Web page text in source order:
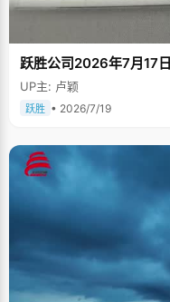
跃胜公司2026年7月17日
UP主: 卢颖
跃胜 • 2026/7/19